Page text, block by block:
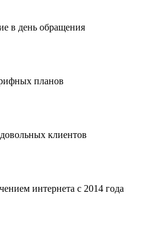
в день обращения
планов
клиентов
интернета с 2014 года